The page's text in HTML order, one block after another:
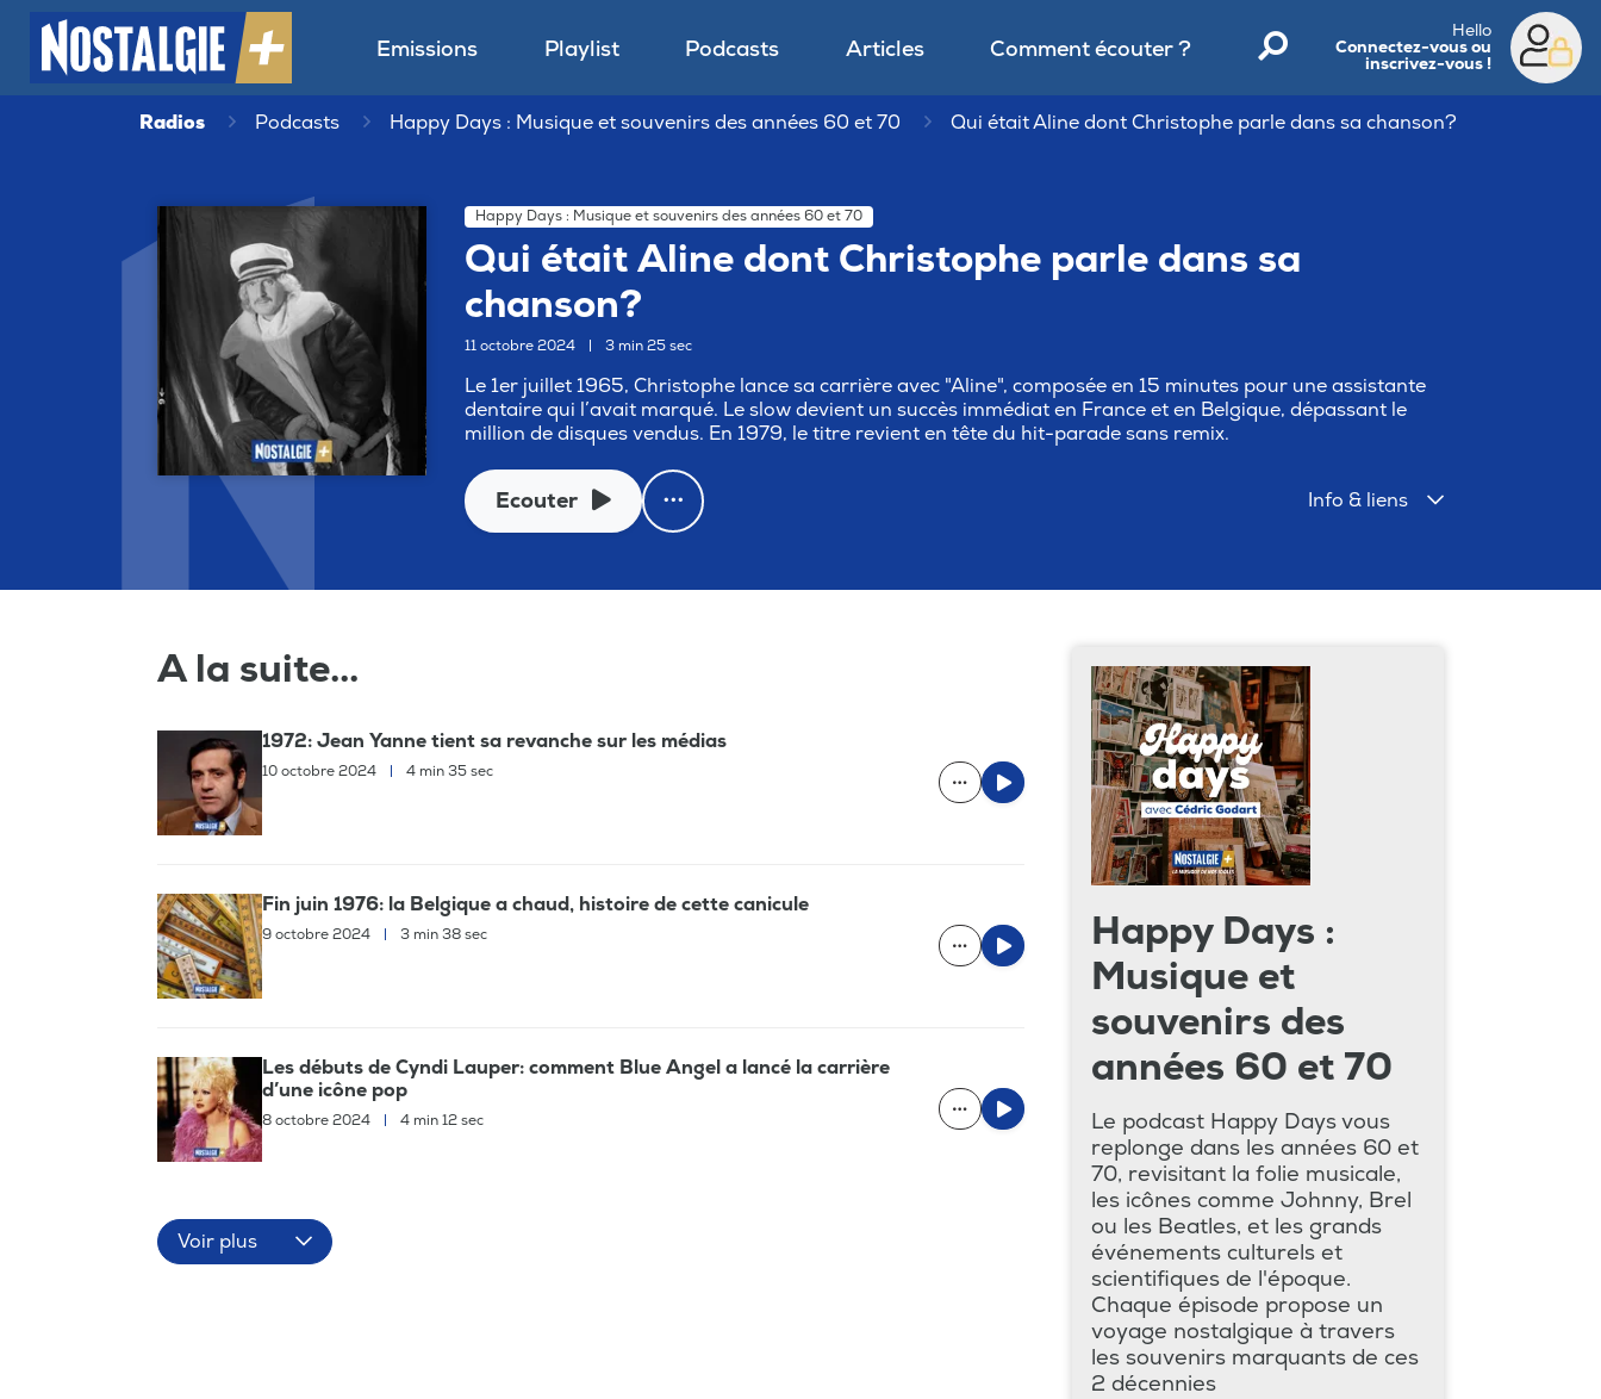
Emissions Playlist Podcasts Articles Comment écouter ?
Hello
Connectez-vous ou
inscrivez-vous !
Radios Podcasts Happy Days : Musique et souvenirs des années 60 et 70 Qui était Aline dont Christophe parle dans sa chanson?
Happy Days : Musique et souvenirs des années 60 et 70
Qui était Aline dont Christophe parle dans sa
chanson?
11 octobre 2024 3 min 25 sec
Le 1er juillet 1965, Christophe lance sa carrière avec "Aline", composée en 15 minutes pour une assistante
dentaire qui l’avait marqué. Le slow devient un succès immédiat en France et en Belgique, dépassant le
million de disques vendus. En 1979, le titre revient en tête du hit-parade sans remix.
Ecouter Info & liens
A la suite...
1972: Jean Yanne tient sa revanche sur les médias
10 octobre 2024 | 4 min 35 sec
Fin juin 1976: la Belgique a chaud, histoire de cette canicule
9 octobre 2024 | 3 min 38 sec
Les débuts de Cyndi Lauper: comment Blue Angel a lancé la carrière
d’une icône pop
8 octobre 2024 | 4 min 12 sec
Voir plus
Happy Days :
Musique et
souvenirs des
années 60 et 70
Le podcast Happy Days vous
replonge dans les années 60 et
70, revisitant la folie musicale,
les icônes comme Johnny, Brel
ou les Beatles, et les grands
événements culturels et
scientifiques de l'époque.
Chaque épisode propose un
voyage nostalgique à travers
les souvenirs marquants de ces
2 décennies